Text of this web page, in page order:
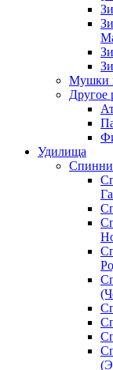
Мушки
Другое
Удилища